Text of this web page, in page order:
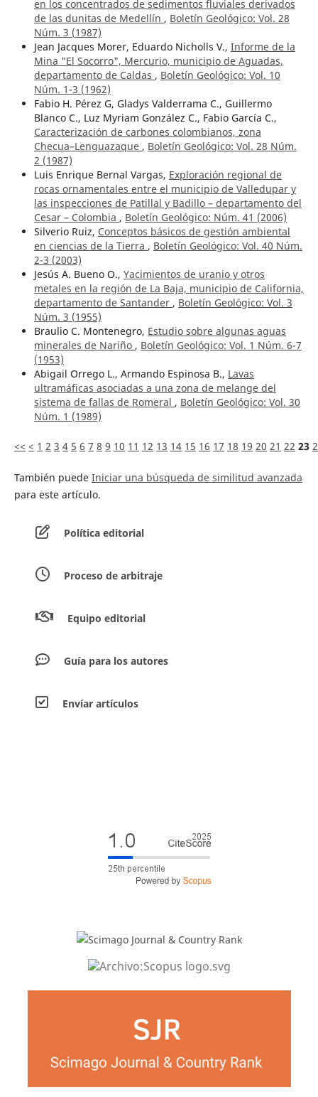
en los concentrados de sedimentos fluviales derivados
de las dunitas de Medellín , Boletín Geológico: Vol. 28
Núm. 3 (1987)
Jean Jacques Morer, Eduardo Nicholls V., Informe de la
Mina "El Socorro", Mercurio, municipio de Aguadas,
departamento de Caldas , Boletín Geológico: Vol. 10
Núm. 1-3 (1962)
Fabio H. Pérez G, Gladys Valderrama C., Guillermo
Blanco C., Luz Myriam González C., Fabio García C.,
Caracterización de carbones colombianos, zona
Checua–Lenguazaque , Boletín Geológico: Vol. 28 Núm.
2 (1987)
Luis Enrique Bernal Vargas, Exploración regional de
rocas ornamentales entre el municipio de Valledupar y
las inspecciones de Patillal y Badillo – departamento del
Cesar – Colombia , Boletín Geológico: Núm. 41 (2006)
Silverio Ruiz, Conceptos básicos de gestión ambiental
en ciencias de la Tierra , Boletín Geológico: Vol. 40 Núm.
2-3 (2003)
Jesús A. Bueno O., Yacimientos de uranio y otros
metales en la región de La Baja, municipio de California,
departamento de Santander , Boletín Geológico: Vol. 3
Núm. 3 (1955)
Braulio C. Montenegro, Estudio sobre algunas aguas
minerales de Nariño , Boletín Geológico: Vol. 1 Núm. 6-7
(1953)
Abigail Orrego L., Armando Espinosa B., Lavas
ultramáficas asociadas a una zona de melange del
sistema de fallas de Romeral , Boletín Geológico: Vol. 30
Núm. 1 (1989)
<< < 1 2 3 4 5 6 7 8 9 10 11 12 13 14 15 16 17 18 19 20 21 22 23
También puede Iniciar una búsqueda de similitud avanzada
para este artículo.
Política editorial
Proceso de arbitraje
Equipo editorial
Guía para los autores
Envíar artículos